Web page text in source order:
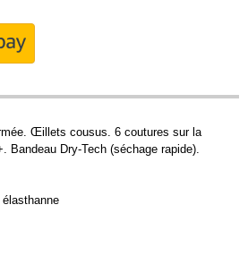
Œillets cousus. 6 coutures sur la
Bandeau Dry-Tech (séchage rapide).